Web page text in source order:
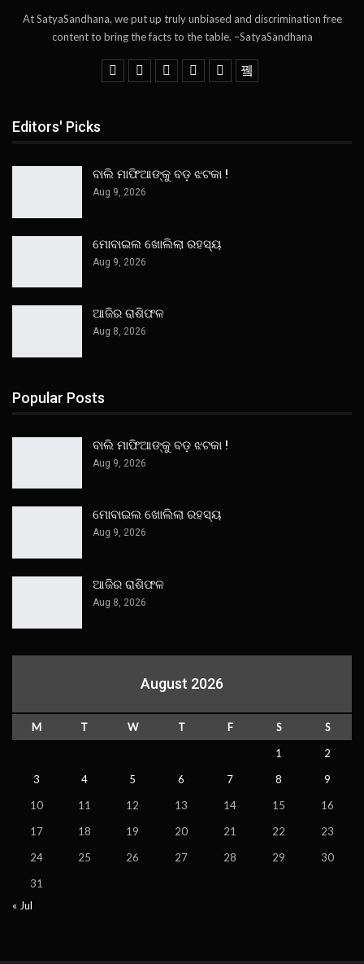
At SatyaSandhana, we put up truly unbiased and discrimination free
content to bring the facts to the table. –SatyaSandhana
Editors' Picks
ବାଲି ମାଫିଆଙ୍କୁ ବଡ଼ ଝଟକା !
Aug 9, 2026
ମୋବାଇଲ ଖୋଲିଲା ରହସ୍ୟ
Aug 9, 2026
ଆଜିର ରାଶିଫଳ
Aug 8, 2026
Popular Posts
ବାଲି ମାଫିଆଙ୍କୁ ବଡ଼ ଝଟକା !
Aug 9, 2026
ମୋବାଇଲ ଖୋଲିଲା ରହସ୍ୟ
Aug 9, 2026
ଆଜିର ରାଶିଫଳ
Aug 8, 2026
August 2026
M T W T F S
S
1
2
3
4 5 6 7 8
9
10
11 12 13 14 15
16
17
18 19 20 21 22
23
24
25 26 27 28 29
30
31
« Jul